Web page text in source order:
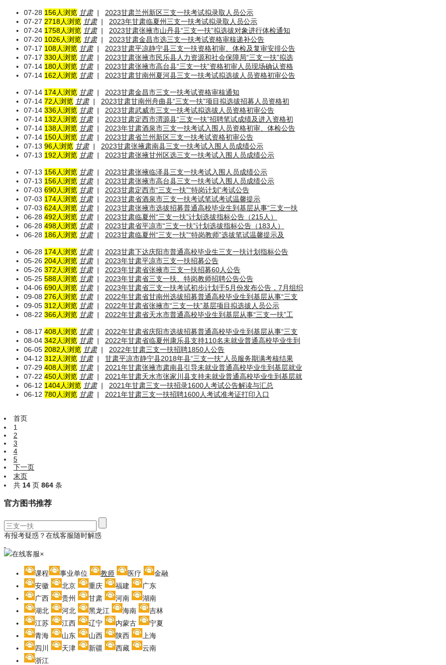
07-28 156人浏览 甘肃|
2023甘肃兰州新区三支一扶考试拟录取人员公示
07-27 2718人浏览 甘肃|
2023年甘肃临夏州三支一扶考试拟录取人员公示
07-24 1758人浏览 甘肃|
2023甘肃张掖市山丹县“三支一扶”拟选拔对象进行体检通知
07-20 1026人浏览 甘肃|
2023甘肃金昌市选三支一扶考试资格审核递补公告
07-17 108人浏览 甘肃|
2023甘肃平凉静宁县三支一扶资格初审、体检及复审安排公告
07-17 330人浏览 甘肃|
2023甘肃张掖市民乐县人力资源和社会保障局“三支一扶”拟选
07-14 180人浏览 甘肃|
2023甘肃张掖市高台县“三支一扶”资格初审人员现场确认资格
07-14 162人浏览 甘肃| 2023甘肃甘南州夏河县三支一扶考试拟选拔人员资格初审公告
07-14 174人浏览 甘肃|
2023甘肃金昌市三支一扶考试资格审核通知
07-14 72人浏览 甘肃|
2023甘肃甘南州舟曲县“三支一扶”项目拟选拔招募人员资格初
07-14 336人浏览 甘肃|
2023甘肃武威市三支一扶考试拟选拔人员资格初审公告
07-14 132人浏览 甘肃|
2023甘肃定西市渭源县“三支一扶”招聘笔试成绩及进入资格初
07-14 138人浏览 甘肃|
2023年甘肃酒泉市三支一扶考试入围人员资格初审、体检公告
07-14 150人浏览 甘肃|
2023甘肃省兰州新区三支一扶考试资格初审公告
07-13 96人浏览 甘肃|
2023甘肃张掖肃南县三支一扶考试入围人员成绩公示
07-13 192人浏览 甘肃| 2023甘肃张掖甘州区选三支一扶考试入围人员成绩公示
07-13 156人浏览 甘肃|
2023甘肃张掖临泽县三支一扶考试入围人员成绩公示
07-13 156人浏览 甘肃|
2023甘肃张掖市高台县三支一扶考试入围人员成绩公示
07-03 690人浏览 甘肃|
2023甘肃定西市“三支一扶”“特岗计划”考试公告
07-03 174人浏览 甘肃|
2023甘肃省酒泉市三支一扶考试笔试考试温馨提示
07-03 624人浏览 甘肃|
2023甘肃张掖市选拔招募普通高校毕业生到基层从事“三支一扶
06-28 492人浏览 甘肃|
2023甘肃临夏州“三支一扶”计划选拔指标公告（215人）
06-28 498人浏览 甘肃|
2023甘肃省平凉市“三支一扶”计划选拔指标公告（183人）
06-28 186人浏览 甘肃| 2023甘肃临夏州“三支一扶”“特岗教师”选拔笔试温馨提示及
06-28 174人浏览 甘肃|
2023甘肃下达庆阳市普通高校毕业生三支一扶计划指标公告
05-26 204人浏览 甘肃|
2023年甘肃平凉市三支一扶招募公告
05-26 372人浏览 甘肃|
2023年甘肃省张掖市三支一扶招募60人公告
05-25 588人浏览 甘肃|
2023年甘肃省三支一扶、特岗教师招聘公告公告
04-06 690人浏览 甘肃|
2023年甘肃省三支一扶考试初步计划于5月份发布公告，7月组织
09-08 276人浏览 甘肃|
2022年甘肃省甘南州选拔招募普通高校毕业生到基层从事“三支
09-05 312人浏览 甘肃|
2022年甘肃省张掖市“三支一扶”基层项目拟选拔人员公示
08-22 366人浏览 甘肃| 2022年甘肃省天水市普通高校毕业生到基层从事“三支一扶”工
08-17 408人浏览 甘肃|
2022年甘肃省庆阳市选拔招募普通高校毕业生到基层从事“三支
08-04 342人浏览 甘肃|
2022年甘肃省临夏州康乐县支持110名未就业普通高校毕业生到
06-05 2082人浏览 甘肃|
2022年甘肃三支一扶招聘1850人公告
04-12 312人浏览 甘肃|
甘肃平凉市静宁县2018年县“三支一扶”人员服务期满考核结果
07-29 408人浏览 甘肃|
2021年甘肃张掖市肃南县引导未就业普通高校毕业生到基层就业
07-22 450人浏览 甘肃|
2021年甘肃天水市张家川县支持未就业普通高校毕业生到基层就
06-12 1404人浏览 甘肃|
2021年甘肃三支一扶招录1600人考试公告解读与汇总
06-12 780人浏览 甘肃| 2021年甘肃三支一扶招聘1600人考试准考证打印入口
首页
1
2
3
4
5
下一页
末页
共 14 页 864 条
官方图书推荐
有报考疑惑？在线客服随时解惑
在线客服×
课程 事业单位 教师 医疗
金融
安徽
北京 重庆 福建
广东
广西
贵州 甘肃 河南
湖南
湖北
河北 黑龙江 海南
吉林
江苏
江西 辽宁 内蒙古
宁夏
青海
山东 山西 陕西
上海
四川
天津 新疆 西藏
云南
浙江